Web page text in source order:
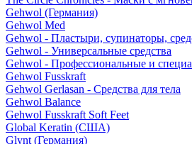
Gehwol (Германия)
Gehwol Med
Gehwol - Пластыри, супинаторы,
Gehwol - Универсальные средства
Gehwol - Профессиональные и
Gehwol Fusskraft
Gehwol Gerlasan - Средства для тела
Gehwol Balance
Gehwol Fusskraft Soft Feet
Global Keratin (США)
Glynt (Германия)